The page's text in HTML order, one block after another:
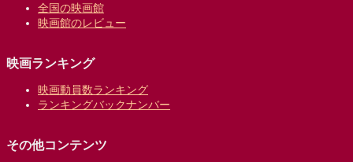
全国の映画館
映画館のレビュー
映画ランキング
映画動員数ランキング
ランキングバックナンバー
その他コンテンツ